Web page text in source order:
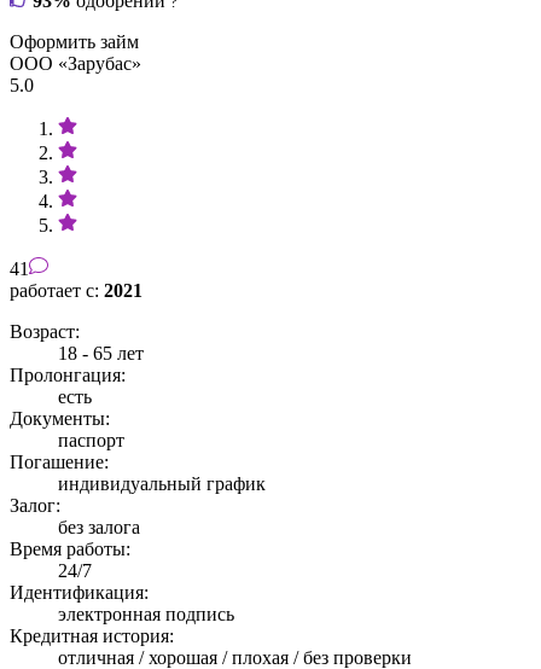
Оформить займ
ООО «Зарубас»
5.0
41
работает с: 2021
Возраст:
18 - 65 лет
Пролонгация:
есть
Документы:
паспорт
Погашение:
индивидуальный график
Залог:
без залога
Время работы:
24/7
Идентификация:
электронная подпись
Кредитная история:
отличная / хорошая / плохая / без проверки